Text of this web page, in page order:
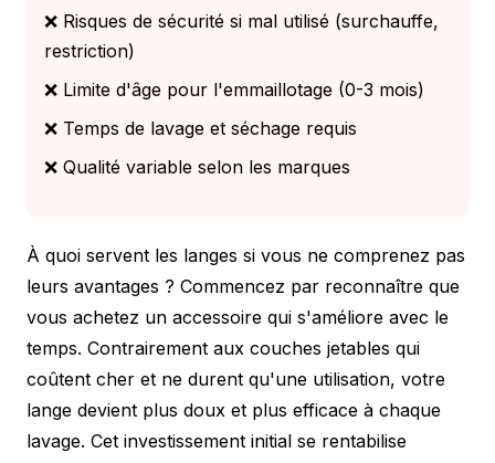
❌ Risques de sécurité si mal utilisé (surchauffe,
restriction)
❌ Limite d'âge pour l'emmaillotage (0-3 mois)
❌ Temps de lavage et séchage requis
❌ Qualité variable selon les marques
À quoi servent les langes si vous ne comprenez pas
leurs avantages ? Commencez par reconnaître que
vous achetez un accessoire qui s'améliore avec le
temps. Contrairement aux couches jetables qui
coûtent cher et ne durent qu'une utilisation, votre
lange devient plus doux et plus efficace à chaque
lavage. Cet investissement initial se rentabilise